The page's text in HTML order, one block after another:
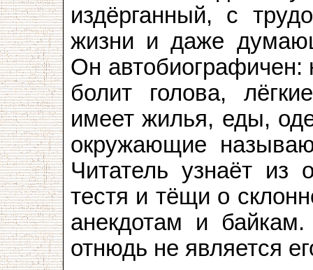
издёрганный, с
жизни и даже
Он автобиографичен:
болит голова,
имеет жилья, еды,
окружающие
Читатель узнаёт
тестя и тёщи о
анекдотам и
отнюдь не является